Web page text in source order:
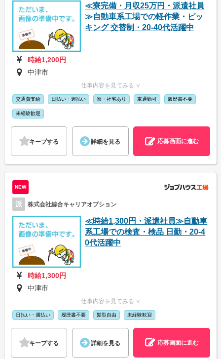
≪寮完備・月収25万円・派遣社員
≫自動車系工場での軽作業・ピッ
キング 交替制・20-40代活躍中
時給1,200円
中津市
仕事内容を見てみる ∨
交通費支給 日払い・週払い 寮・社宅あり 車通勤可 履歴書不要
未経験歓迎
キープする 詳細を見る 応募画面に進む
NEW
派 株式会社綜合キャリアオプション
≪時給1,300円・派遣社員≫自動車
系工場での検査・検品 日勤・20-4
0代活躍中
時給1,300円
中津市
仕事内容を見てみる ∨
日払い・週払い 履歴書不要 髪型自由 未経験歓迎
キープする 詳細を見る 応募画面に進む